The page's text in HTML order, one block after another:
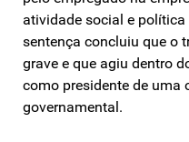
atividade social e política
sentença concluiu que o
grave e que agiu dentro
como presidente de uma
governamental.